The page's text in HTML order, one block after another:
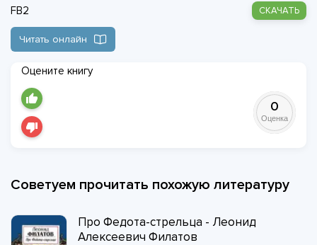
FB2 СКАЧАТЬ
Читать онлайн
Оцените книгу
0
Оценка
Советуем прочитать похожую литературу
Про Федота-стрельца - Леонид
Алексеевич Филатов